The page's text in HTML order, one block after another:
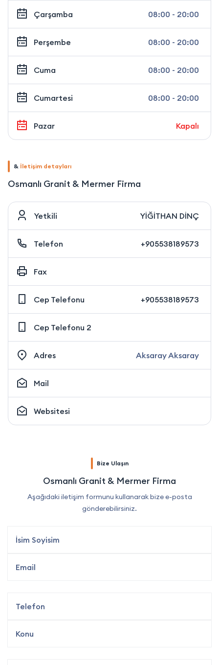
Çarşamba 08:00 - 20:00
Perşembe 08:00 - 20:00
Cuma 08:00 - 20:00
Cumartesi 08:00 - 20:00
Pazar Kapalı
& İletişim detayları
Osmanlı Granit & Mermer Firma
Yetkili YİĞİTHAN DİNÇ
Telefon +905538189573
Fax
Cep Telefonu +905538189573
Cep Telefonu 2
Adres Aksaray Aksaray
Mail
Websitesi
Bize Ulaşın
Osmanlı Granit & Mermer Firma
Aşağıdaki iletişim formunu kullanarak bize e-posta
gönderebilirsiniz.